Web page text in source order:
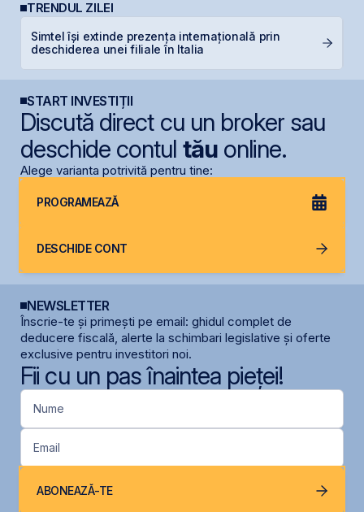
TRENDUL ZILEI
Simtel își extinde prezența internațională prin
deschiderea unei filiale în Italia
START INVESTIȚII
Discută direct cu un broker sau
deschide contul tăuonline.
Alege varianta potrivită pentru tine:
PROGRAMEAZĂ
DESCHIDE CONT
NEWSLETTER
Înscrie-te și primești pe email: ghidul complet de
deducere fiscală, alerte la schimbari legislative și oferte
exclusive pentru investitori noi.
Fii cu un pas înaintea pieței!
Nume
Email
ABONEAZĂ-TE